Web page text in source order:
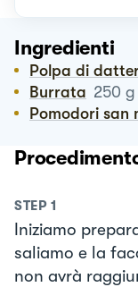
Ingredienti
Polpa di
Burrata 250 g
Pomodori
STEP 1
Iniziamo
saliamo e la
non avrà